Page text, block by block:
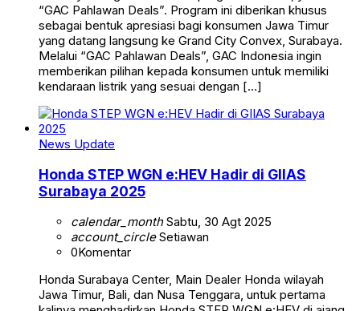
“GAC Pahlawan Deals”. Program ini diberikan khusus
sebagai bentuk apresiasi bagi konsumen Jawa Timur
yang datang langsung ke Grand City Convex, Surabaya.
Melalui “GAC Pahlawan Deals”, GAC Indonesia ingin
memberikan pilihan kepada konsumen untuk memiliki
kendaraan listrik yang sesuai dengan […]
News Update
Honda STEP WGN e:HEV Hadir di GIIAS
Surabaya 2025
calendar_monthSabtu, 30 Agt 2025
account_circleSetiawan
0Komentar
Honda Surabaya Center, Main Dealer Honda wilayah
Jawa Timur, Bali, dan Nusa Tenggara, untuk pertama